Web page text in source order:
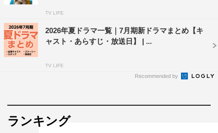
TV LIFE
2026年夏ドラマ一覧｜7月期新ドラマまとめ【キ
ャスト・あらすじ・放送日】 | ...
TV LIFE
Recommended by
ランキング